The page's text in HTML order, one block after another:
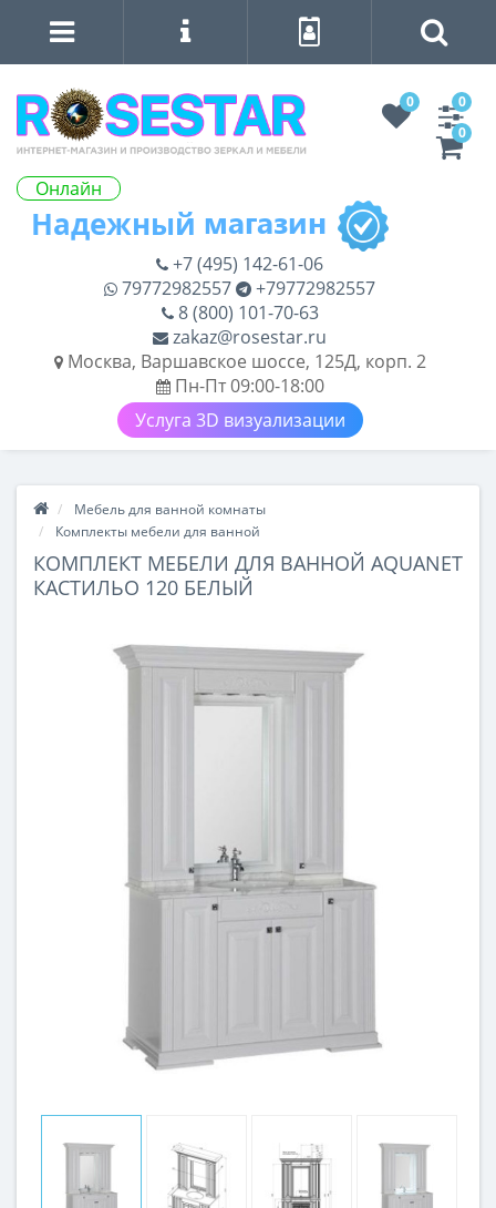
Онлайн
0
0
0
+7 (495) 142-61-06
79772982557
+79772982557
8 (800) 101-70-63
zakaz@rosestar.ru
Москва, Варшавское шоссе, 125Д, корп. 2
Пн-Пт 09:00-18:00
Услуга 3D визуализации
Мебель для ванной комнаты
Комплекты мебели для ванной
КОМПЛЕКТ МЕБЕЛИ ДЛЯ ВАННОЙ AQUANET
КАСТИЛЬО 120 БЕЛЫЙ